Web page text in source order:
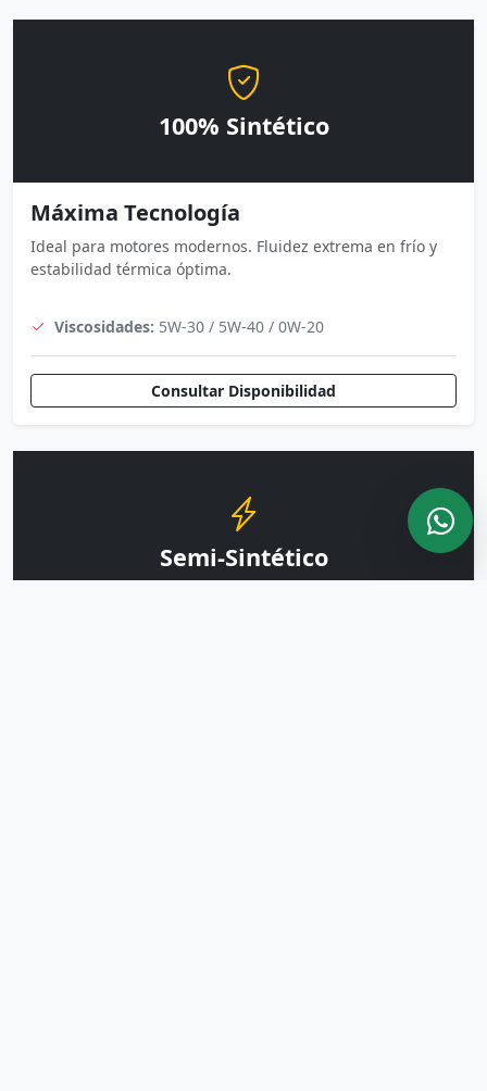
100% Sintético
Máxima Tecnología
Ideal para motores modernos. Fluidez extrema en frío y
estabilidad térmica óptima.
Viscosidades: 5W-30 / 5W-40 / 0W-20
Consultar Disponibilidad
Semi-Sintético